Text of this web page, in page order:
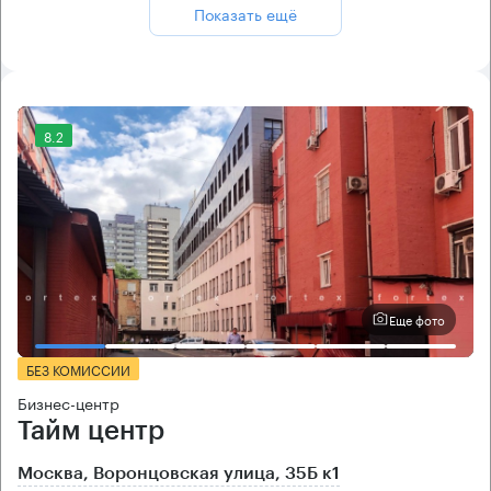
Показать ещё
8.2
Еще фото
БЕЗ КОМИССИИ
Бизнес-центр
Тайм центр
Москва, Воронцовская улица, 35Б к1